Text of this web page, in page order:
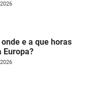
e a que horas
Europa?